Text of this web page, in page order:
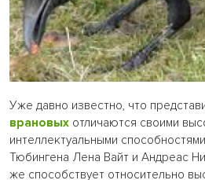
Уже давно известно, что
врановых отличаются своими
интеллектуальными
Тюбингена Лена Вайт и Андреас
же способствует относительно